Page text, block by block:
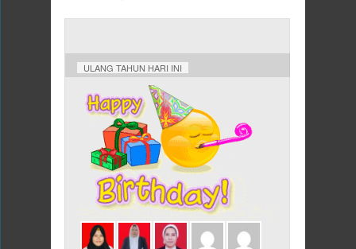
ULANG TAHUN HARI INI